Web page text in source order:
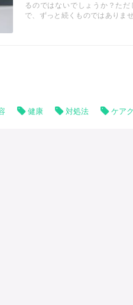
るのではないでしょうか？た
で、ずっと続くものではありま
健康 対処法 ケア